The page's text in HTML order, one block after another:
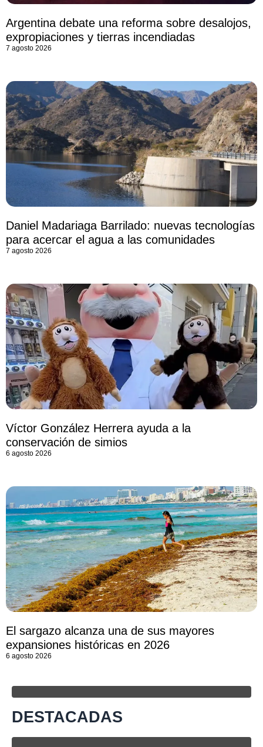
Argentina debate una reforma sobre desalojos,
expropiaciones y tierras incendiadas
7 agosto 2026
Daniel Madariaga Barrilado: nuevas tecnologías
para acercar el agua a las comunidades
7 agosto 2026
Víctor González Herrera ayuda a la
conservación de simios
6 agosto 2026
El sargazo alcanza una de sus mayores
expansiones históricas en 2026
6 agosto 2026
DESTACADAS